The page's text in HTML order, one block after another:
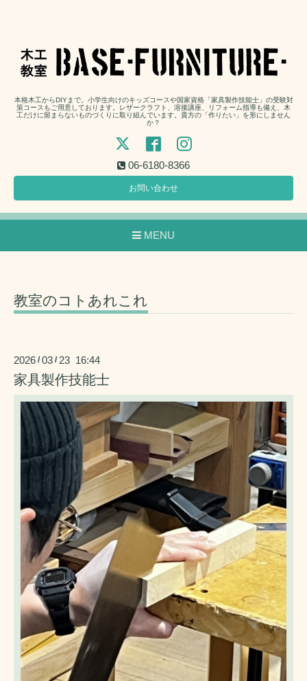
本格木工からDIYまで。小学生向けのキッズコースや国家資格「家具製作技能士」の受験対
策コースもご用意しております。レザークラフト、溶接講座、リフォーム指導も備え、木
工だけに留まらないものづくりに取り組んでいます。貴方の「作りたい」を形にしません
か？
06-6180-8366
お問い合わせ
MENU
教室のコトあれこれ
2026 /03 / 23 16:44
家具製作技能士